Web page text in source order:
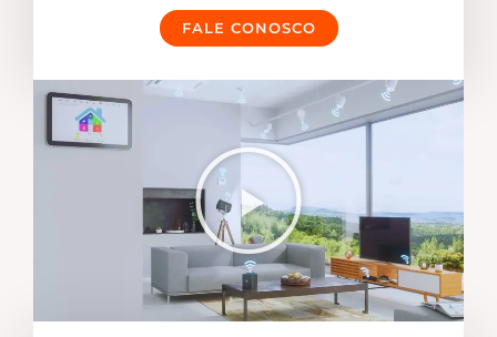
FALE CONOSCO